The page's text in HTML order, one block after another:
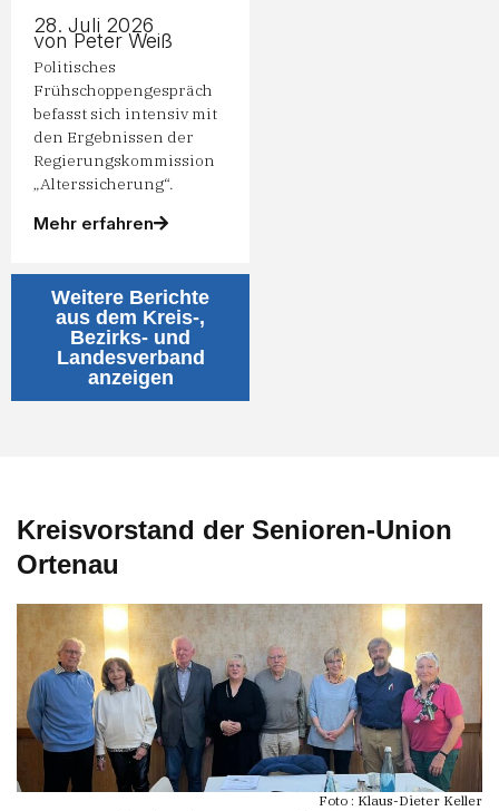
28. Juli 2026
von Peter Weiß
Politisches
Frühschoppengespräch
befasst sich intensiv mit
den Ergebnissen der
Regierungskommission
„Alterssicherung“.
Mehr erfahren
Weitere Berichte
aus dem Kreis-,
Bezirks- und
Landesverband
anzeigen
Kreisvorstand der Senioren-Union
Ortenau
Foto : Klaus-Dieter Keller